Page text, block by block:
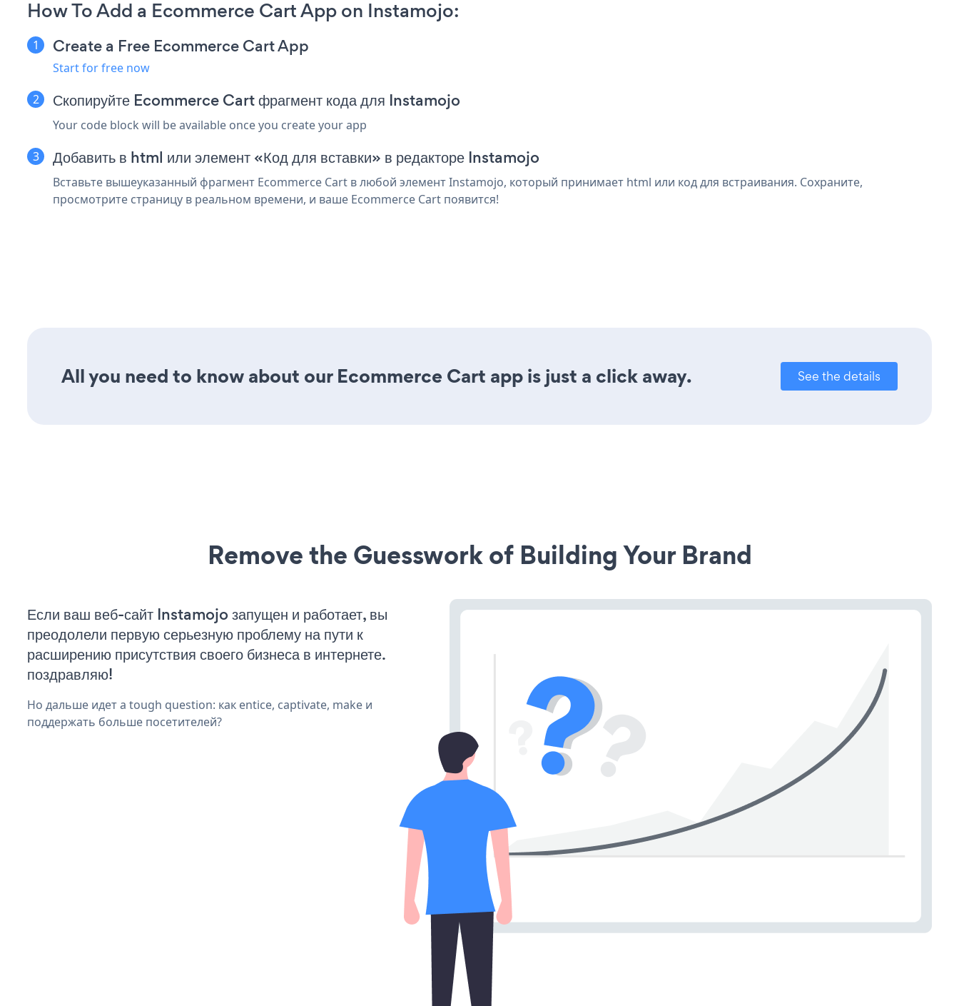
How To Add a Ecommerce Cart App on Instamojo:
Create a Free Ecommerce Cart App
Start for free now
Скопируйте Ecommerce Cart фрагмент кода для Instamojo
Your code block will be available once you create your app
Добавить в html или элемент «Код для вставки» в редакторе Instamojo
Вставьте вышеуказанный фрагмент Ecommerce Cart в любой элемент Instamojo, который принимает html или код для встраивания. Сохраните,
просмотрите страницу в реальном времени, и ваше Ecommerce Cart появится!
All you need to know about our Ecommerce Cart app is just a click away. See the details
Remove the Guesswork of Building Your Brand
Если ваш веб-сайт Instamojo запущен и работает, вы
преодолели первую серьезную проблему на пути к
расширению присутствия своего бизнеса в интернете.
поздравляю!
Но дальше идет a tough question: как entice, captivate, make и
поддержать больше посетителей?